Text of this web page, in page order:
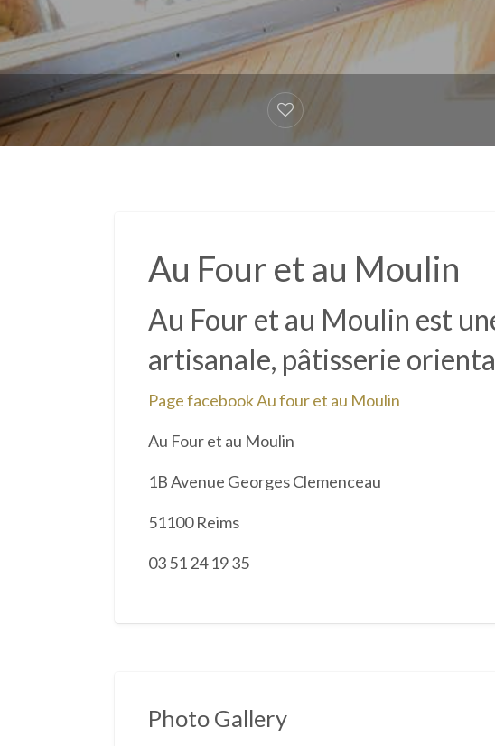
Au Four et au Moulin
Au Four et au Moulin est
artisanale, pâtisserie
Page facebook Au four et au Moulin
Au Four et au Moulin
1B Avenue Georges Clemenceau
51100 Reims
03 51 24 19 35
Photo Gallery